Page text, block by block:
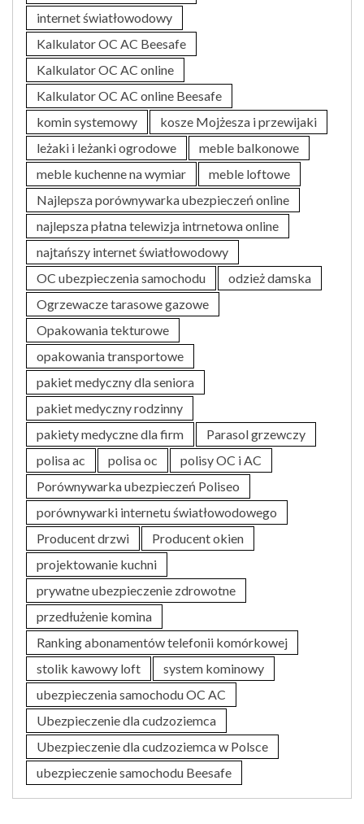
internet światłowodowy
Kalkulator OC AC Beesafe
Kalkulator OC AC online
Kalkulator OC AC online Beesafe
komin systemowy
kosze Mojżesza i przewijaki
leżaki i leżanki ogrodowe
meble balkonowe
meble kuchenne na wymiar
meble loftowe
Najlepsza porównywarka ubezpieczeń online
najlepsza płatna telewizja intrnetowa online
najtańszy internet światłowodowy
OC ubezpieczenia samochodu
odzież damska
Ogrzewacze tarasowe gazowe
Opakowania tekturowe
opakowania transportowe
pakiet medyczny dla seniora
pakiet medyczny rodzinny
pakiety medyczne dla firm
Parasol grzewczy
polisa ac
polisa oc
polisy OC i AC
Porównywarka ubezpieczeń Poliseo
porównywarki internetu światłowodowego
Producent drzwi
Producent okien
projektowanie kuchni
prywatne ubezpieczenie zdrowotne
przedłużenie komina
Ranking abonamentów telefonii komórkowej
stolik kawowy loft
system kominowy
ubezpieczenia samochodu OC AC
Ubezpieczenie dla cudzoziemca
Ubezpieczenie dla cudzoziemca w Polsce
ubezpieczenie samochodu Beesafe